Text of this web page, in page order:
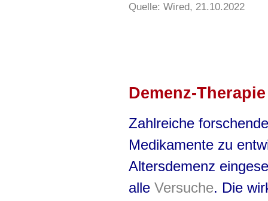
Quelle: Wired, 21.10.2022
Demenz-Therapie
Zahlreiche
Medikamente zu
Altersdemenz
alle Versuche. Die